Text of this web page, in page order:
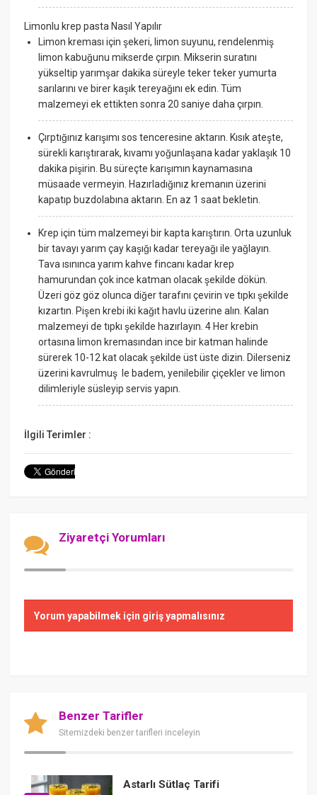
Limonlu krep pasta Nasıl Yapılır
Limon kreması için şekeri, limon suyunu, rendelenmiş
limon kabuğunu mikserde çırpın. Mikserin suratını
yükseltip yarımşar dakika süreyle teker teker yumurta
sarılarını ve birer kaşık tereyağını ek edin. Tüm
malzemeyi ek ettikten sonra 20 saniye daha çırpın.
Çırptığınız karışımı sos tenceresine aktarın. Kısık ateşte,
sürekli karıştırarak, kıvamı yoğunlaşana kadar yaklaşık 10
dakika pişirin. Bu süreçte karışımın kaynamasına
müsaade vermeyin. Hazırladığınız kremanın üzerini
kapatıp buzdolabına aktarın. En az 1 saat bekletin.
Krep için tüm malzemeyi bir kapta karıştırın. Orta uzunluk
bir tavayı yarım çay kaşığı kadar tereyağı ile yağlayın.
Tava ısınınca yarım kahve fincanı kadar krep
hamurundan çok ince katman olacak şekilde dökün.
Üzeri göz göz olunca diğer tarafını çevirin ve tıpkı şekilde
kızartın. Pişen krebi iki kağıt havlu üzerine alın. Kalan
malzemeyi de tıpkı şekilde hazırlayın. 4 Her krebin
ortasına limon kremasından ince bir katman halinde
sürerek 10-12 kat olacak şekilde üst üste dizin. Dilerseniz
üzerini kavrulmuş le badem, yenilebilir çiçekler ve limon
dilimleriyle süsleyip servis yapın.
İlgili Terimler :
Ziyaretçi Yorumları
Yorum yapabilmek için giriş yapmalısınız
Benzer Tarifler
Sitemizdeki benzer tarifleri inceleyin
Astarlı Sütlaç Tarifi